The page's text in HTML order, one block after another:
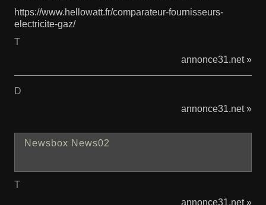
https://www.hellowatt.fr/comparateur-fournisseurs-
electricite-gaz/
T
annonce31.net »
D
annonce31.net »
Newsbox News02
T
annonce31.net »